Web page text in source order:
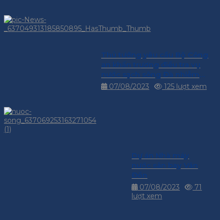
Thủ tướng yêu cầu Bộ Công
an khẩn trương điều tra vụ
nước sạch sông Đà nhiễm
dầu thải
07/08/2023 125 lượt xem
Dự án Nhà máy
nước sân bay Vân
Đồn
07/08/2023
71
lượt xem